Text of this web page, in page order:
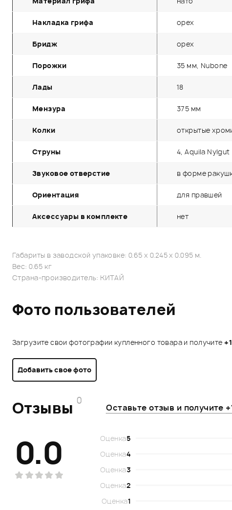
Накладка грифа орех
Бридж орех
Порожки 35 мм, Nubone
Лады 18
Мензура 375 мм
Колки открытые
Струны 4, Aquila Nylgut
Звуковое отверстие в форме
Ориентация для правшей
Аксессуары в комплекте нет
Габариты в заводской упаковке: 0.65 x 0.245 x 0.095 м.
Вес: 0.65 кг
Страна-производитель: КИТАЙ
Фото пользователей
Загрузите свои фотографии купленного товара и получите
Добавить свое фото
Отзывы 0
Оставьте отзыв и получите
0.0 Оценка5
Оценка4
Оценка3
Оценка2
Оценка1